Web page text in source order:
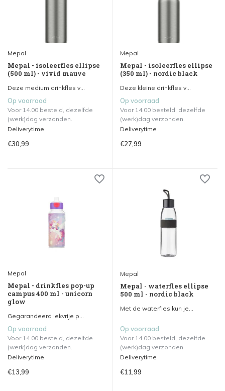
Mepal
Mepal - isoleerfles ellipse
(500 ml) - vivid mauve
Deze medium drinkfles v...
Op voorraad
Voor 14.00 besteld, dezelfde
(werk)dag verzonden.
Deliverytime
€30,99
Mepal
Mepal - isoleerfles ellipse
(350 ml) - nordic black
Deze kleine drinkfles v...
Op voorraad
Voor 14.00 besteld, dezelfde
(werk)dag verzonden.
Deliverytime
€27,99
Mepal
Mepal - drinkfles pop-up
campus 400 ml - unicorn
glow
Gegarandeerd lekvrije p...
Op voorraad
Voor 14.00 besteld, dezelfde
(werk)dag verzonden.
Deliverytime
€13,99
Mepal
Mepal - waterfles ellipse
500 ml - nordic black
Met de waterfles kun je...
Op voorraad
Voor 14.00 besteld, dezelfde
(werk)dag verzonden.
Deliverytime
€11,99